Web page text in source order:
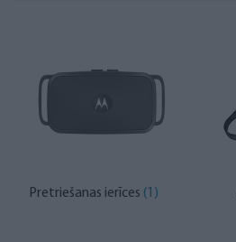
Pretriešanas ierīces (1)